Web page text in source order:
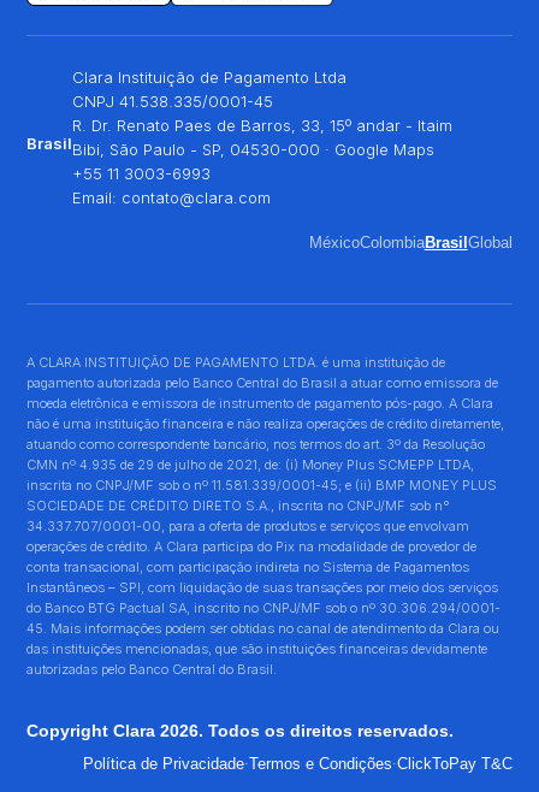
Brasil
Clara Instituição de Pagamento Ltda
CNPJ 41.538.335/0001-45
R. Dr. Renato Paes de Barros, 33, 15º andar - Itaim
Bibi, São Paulo - SP, 04530-000 · Google Maps
+55 11 3003-6993
Email: contato@clara.com
MéxicoColombiaBrasil Global
A CLARA INSTITUIÇÃO DE PAGAMENTO LTDA. é uma instituição de
pagamento autorizada pelo Banco Central do Brasil a atuar como emissora de
moeda eletrônica e emissora de instrumento de pagamento pós-pago. A Clara
não é uma instituição financeira e não realiza operações de crédito diretamente,
atuando como correspondente bancário, nos termos do art. 3º da Resolução
CMN nº 4.935 de 29 de julho de 2021, de: (i) Money Plus SCMEPP LTDA,
inscrita no CNPJ/MF sob o nº 11.581.339/0001-45; e (ii) BMP MONEY PLUS
SOCIEDADE DE CRÉDITO DIRETO S.A., inscrita no CNPJ/MF sob n°
34.337.707/0001-00, para a oferta de produtos e serviços que envolvam
operações de crédito. A Clara participa do Pix na modalidade de provedor de
conta transacional, com participação indireta no Sistema de Pagamentos
Instantâneos – SPI, com liquidação de suas transações por meio dos serviços
do Banco BTG Pactual SA, inscrito no CNPJ/MF sob o nº 30.306.294/0001-
45. Mais informações podem ser obtidas no canal de atendimento da Clara ou
das instituições mencionadas, que são instituições financeiras devidamente
autorizadas pelo Banco Central do Brasil.
Copyright Clara 2026. Todos os direitos reservados.
Política de Privacidade·Termos e Condições·ClickToPay T&C